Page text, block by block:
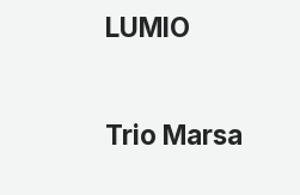
LUMIO
Trio Marsa